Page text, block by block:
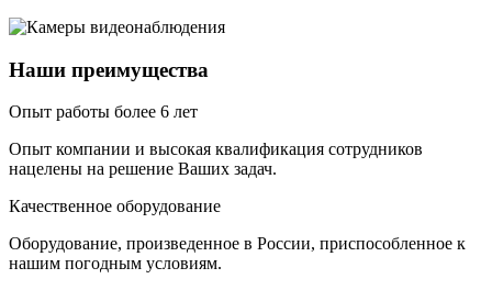
Наши преимущества
Опыт работы более 6 лет
Опыт компании и высокая квалификация сотрудников
нацелены на решение Ваших задач.
Качественное оборудование
Оборудование, произведенное в России, приспособленное к
нашим погодным условиям.